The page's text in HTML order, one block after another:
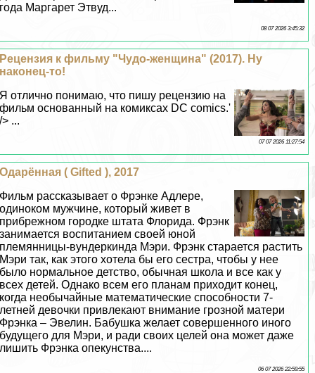
года Маргарет Этвуд...
08 07 2026 3:45:32
Рецензия к фильму "Чудо-женщина" (2017). Ну
наконец-то!
Я отлично понимаю, что пишу рецензию на
фильм основанный на комиксах DC comics.'
/> ...
07 07 2026 11:27:54
Одарённая ( Gifted ), 2017
Фильм рассказывает о Фрэнке Адлере,
одиноком мужчине, который живет в
прибрежном городке штата Флорида. Фрэнк
занимается воспитанием своей юной
племянницы-вундеркинда Мэри. Фрэнк старается растить
Мэри так, как этого хотела бы его сестра, чтобы у нее
было нормальное детство, обычная школа и все как у
всех детей. Однако всем его планам приходит конец,
когда необычайные математические способности 7-
летней дeвoчки привлекают внимание грозной матери
Фрэнка – Эвелин. Бабушка желает совершенного иного
будущего для Мэри, и ради своих целей она может даже
лишить Фрэнка опекунства....
06 07 2026 22:59:55